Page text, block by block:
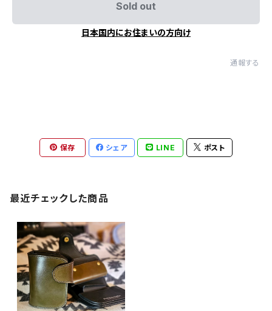
Sold out
日本国内にお住まいの方向け
通報する
保存 シェア LINE ポスト
最近チェックした商品